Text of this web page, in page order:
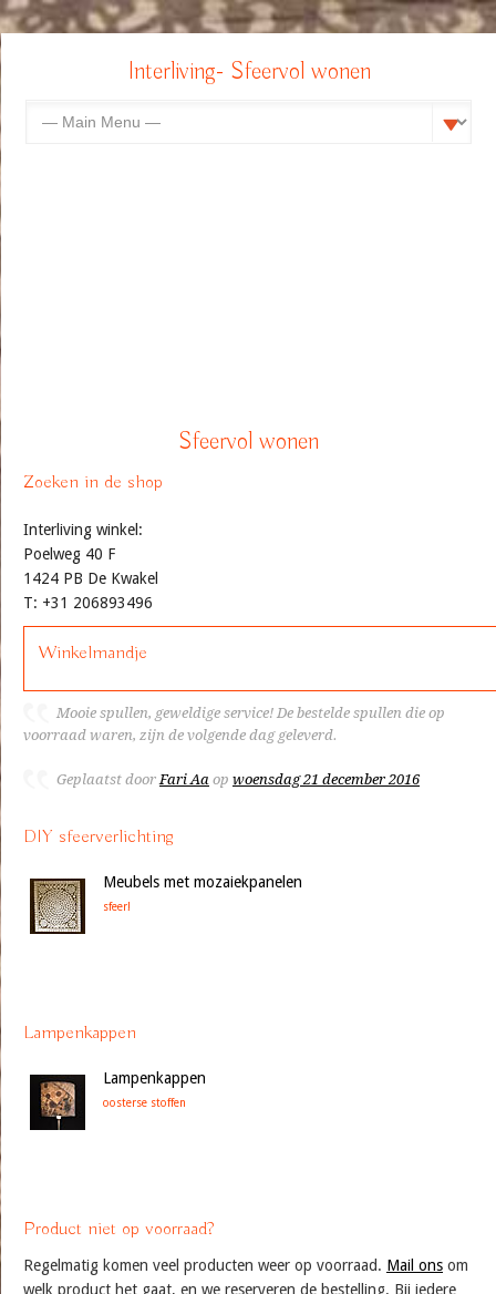
Interliving- Sfeervol wonen
Sfeervol wonen
Zoeken in de shop
Interliving winkel:
Poelweg 40 F
1424 PB De Kwakel
T: +31 206893496
Winkelmandje
Mooie spullen, geweldige service! De bestelde spullen die op
voorraad waren, zijn de volgende dag geleverd.
Geplaatst doorFari Aa op woensdag 21 december 2016
DIY sfeerverlichting
Meubels met mozaiekpanelen
sfeer!
Lampenkappen
Lampenkappen
oosterse stoffen
Product niet op voorraad?
Regelmatig komen veel producten weer op voorraad. Mail ons om
welk product het gaat, en we reserveren de bestelling. Bij iedere